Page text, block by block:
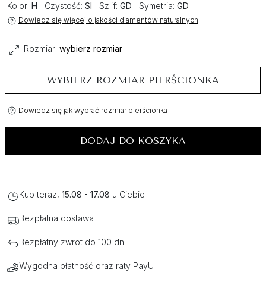
Kolor: H Czystość: SI Szlif: GD Symetria: GD
Dowiedz się więcej o jakości diamentów naturalnych
Rozmiar: wybierz rozmiar
WYBIERZ ROZMIAR PIERŚCIONKA
Dowiedz się jak wybrać rozmiar pierścionka
DODAJ DO KOSZYKA
Kup teraz, 15.08 - 17.08 u Ciebie
Bezpłatna dostawa
Bezpłatny zwrot do 100 dni
Wygodna płatność oraz raty PayU